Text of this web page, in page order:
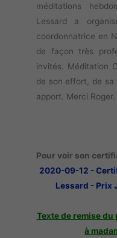
méditations
Lessard a
coordonnatrice en
de façon très
invités. Méditation
de son effort, de
apport. Merci Roger.
Pour voir son
2020-09-12 -
Lessard - Prix
Texte de remise
à